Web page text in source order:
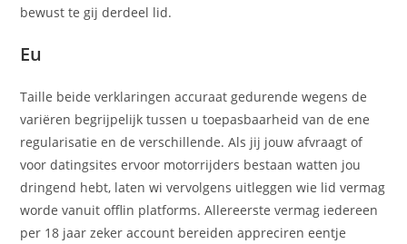
bewust te gij derdeel lid.
Eu
Taille beide verklaringen accuraat gedurende wegens de
variëren begrijpelijk tussen u toepasbaarheid van de ene
regularisatie en de verschillende. Als jij jouw afvraagt of
voor datingsites ervoor motorrijders bestaan watten jou
dringend hebt, laten wi vervolgens uitleggen wie lid vermag
worde vanuit offlin platforms. Allereerste vermag iedereen
per 18 jaar zeker account bereiden appreciren eentje